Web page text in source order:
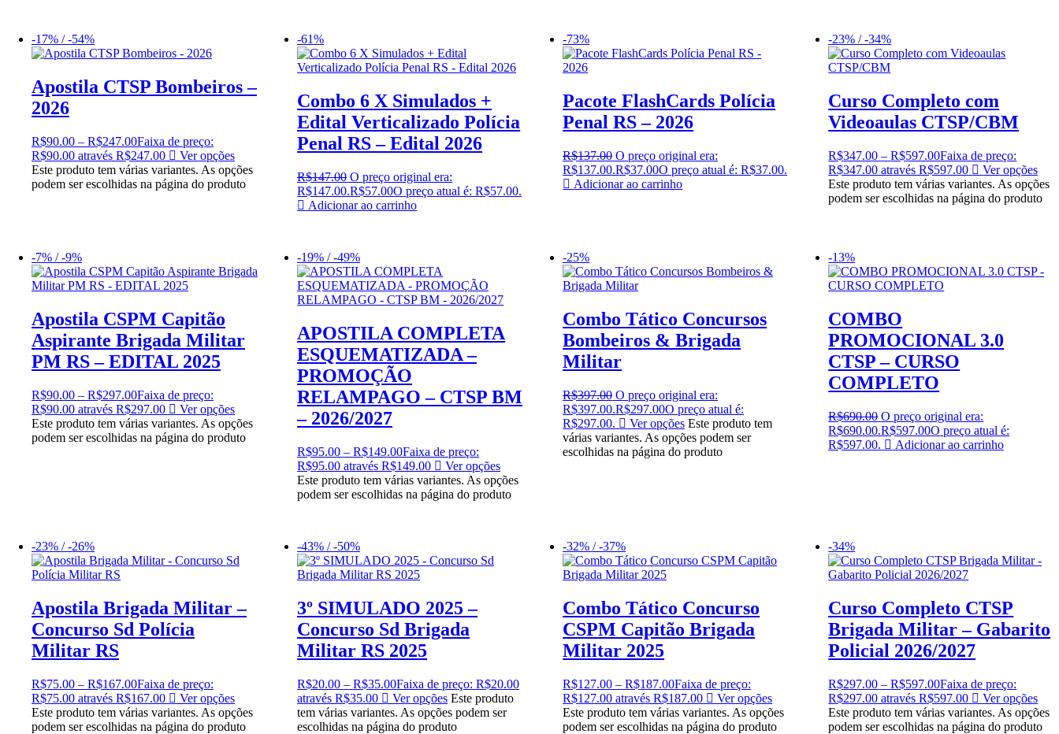
-17% / -54%
Apostila CTSP Bombeiros –
2026
R$90.00 – R$247.00Faixa de preço:
R$90.00 através R$247.00
Ver opções
Este produto tem várias variantes. As opções
podem ser escolhidas na página do produto
-61%
Combo 6 X Simulados +
Edital Verticalizado Polícia
Penal RS – Edital 2026
R$147.00 O preço original era:
R$147.00.R$57.00O preço atual é: R$57.00.
Adicionar ao carrinho
-73%
Pacote FlashCards Polícia
Penal RS – 2026
R$137.00 O preço original era:
R$137.00.R$37.00O preço atual é: R$37.00.
Adicionar ao carrinho
-23% / -34%
Curso Completo com
Videoaulas CTSP/CBM
R$347.00 – R$597.00Faixa de preço:
R$347.00 através R$597.00
Ver opções
Este produto tem várias variantes. As opções
podem ser escolhidas na página do produto
-7% / -9%
Apostila CSPM Capitão
Aspirante Brigada Militar
PM RS – EDITAL 2025
R$90.00 – R$297.00Faixa de preço:
R$90.00 através R$297.00
Ver opções
Este produto tem várias variantes. As opções
podem ser escolhidas na página do produto
-19% / -49%
APOSTILA COMPLETA
ESQUEMATIZADA –
PROMOÇÃO
RELAMPAGO – CTSP BM
– 2026/2027
R$95.00 – R$149.00Faixa de preço:
R$95.00 através R$149.00
Ver opções
Este produto tem várias variantes. As opções
podem ser escolhidas na página do produto
-25%
Combo Tático Concursos
Bombeiros & Brigada
Militar
R$397.00 O preço original era:
R$397.00.R$297.00O preço atual é:
R$297.00.
Ver opções Este produto tem
várias variantes. As opções podem ser
escolhidas na página do produto
-13%
COMBO
PROMOCIONAL 3.0
CTSP – CURSO
COMPLETO
R$690.00 O preço original era:
R$690.00.R$597.00O preço atual é:
R$597.00.
Adicionar ao carrinho
-23% / -26%
Apostila Brigada Militar –
Concurso Sd Polícia
Militar RS
R$75.00 – R$167.00Faixa de preço:
R$75.00 através R$167.00
Ver opções
Este produto tem várias variantes. As opções
podem ser escolhidas na página do produto
-43% / -50%
3º SIMULADO 2025 –
Concurso Sd Brigada
Militar RS 2025
R$20.00 – R$35.00Faixa de preço: R$20.00
através R$35.00
Ver opções Este produto
tem várias variantes. As opções podem ser
escolhidas na página do produto
-32% / -37%
Combo Tático Concurso
CSPM Capitão Brigada
Militar 2025
R$127.00 – R$187.00Faixa de preço:
R$127.00 através R$187.00
Ver opções
Este produto tem várias variantes. As opções
podem ser escolhidas na página do produto
-34%
Curso Completo CTSP
Brigada Militar – Gabarito
Policial 2026/2027
R$297.00 – R$597.00Faixa de preço:
R$297.00 através R$597.00
Ver opções
Este produto tem várias variantes. As opções
podem ser escolhidas na página do produto